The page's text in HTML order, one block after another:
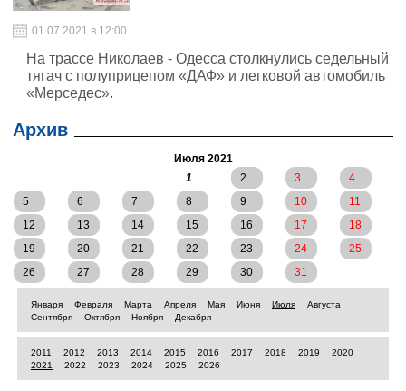
01.07.2021 в 12:00
На трассе Николаев - Одесса столкнулись седельный
тягач с полуприцепом «ДАФ» и легковой автомобиль
«Мерседес».
Архив
Июля 2021
1
2 3
4
5
6 7 8 9 10
11
12
13 14 15 16 17
18
19
20 21 22 23 24
25
26
27 28 29 30 31
Января Февраля Марта Апреля Мая Июня Июля
Августа
Сентября
Октября Ноября Декабря
2011 2012 2013 2014 2015 2016 2017 2018 2019
2020
2021
2022 2023 2024 2025 2026